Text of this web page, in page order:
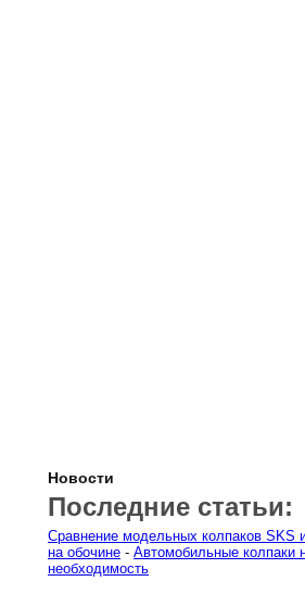
Новости
Последние статьи:
Сравнение модельных колпаков SKS
на обочине - Автомобильные колпаки
необходимость